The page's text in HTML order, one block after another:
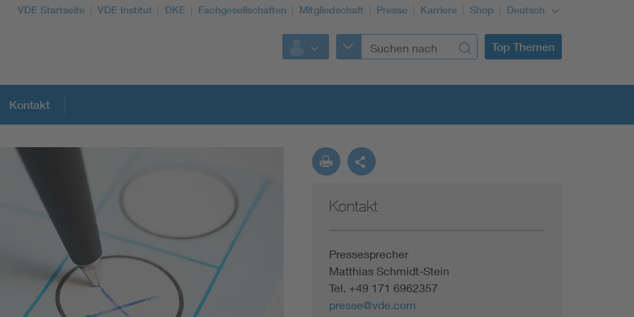
VDE Startseite VDE Institut DKE Fachgesellschaften Mitgliedschaft Presse Karriere Shop Deutsch
Top Themen
Weitere Themen
Assisted Living
Electromobility
Energy efficiency
Building Services Engineering
Information and communications technology ICT
Education + profession
Kontakt
Kontakt
Pressesprecher
Matthias Schmidt-Stein
Tel. +49 171 6962357
presse@vde.com